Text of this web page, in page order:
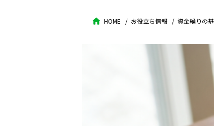
HOME お役立ち情報 資金繰りの